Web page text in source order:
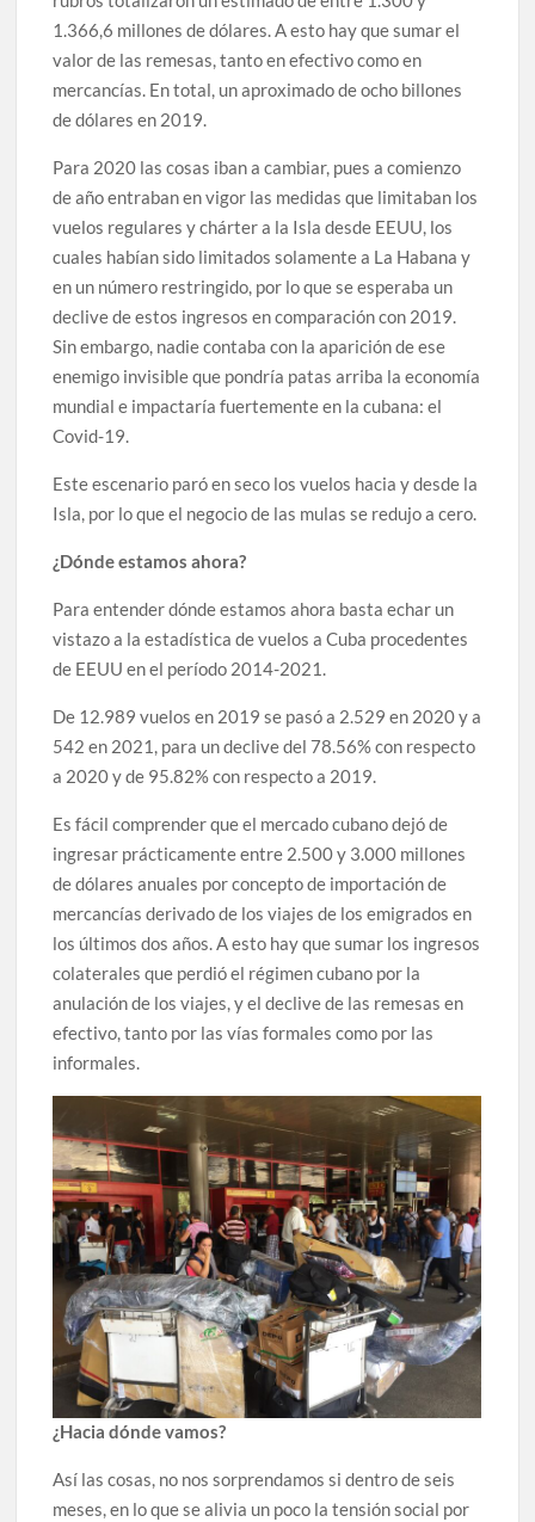
1.366,6 millones de dólares. A esto hay que sumar el
valor de las remesas, tanto en efectivo como en
mercancías. En total, un aproximado de ocho billones
de dólares en 2019.
Para 2020 las cosas iban a cambiar, pues a comienzo
de año entraban en vigor las medidas que limitaban los
vuelos regulares y chárter a la Isla desde EEUU, los
cuales habían sido limitados solamente a La Habana y
en un número restringido, por lo que se esperaba un
declive de estos ingresos en comparación con 2019.
Sin embargo, nadie contaba con la aparición de ese
enemigo invisible que pondría patas arriba la economía
mundial e impactaría fuertemente en la cubana: el
Covid-19.
Este escenario paró en seco los vuelos hacia y desde la
Isla, por lo que el negocio de las mulas se redujo a cero.
¿Dónde estamos ahora?
Para entender dónde estamos ahora basta echar un
vistazo a la estadística de vuelos a Cuba procedentes
de EEUU en el período 2014-2021.
De 12.989 vuelos en 2019 se pasó a 2.529 en 2020 y a
542 en 2021, para un declive del 78.56% con respecto
a 2020 y de 95.82% con respecto a 2019.
Es fácil comprender que el mercado cubano dejó de
ingresar prácticamente entre 2.500 y 3.000 millones
de dólares anuales por concepto de importación de
mercancías derivado de los viajes de los emigrados en
los últimos dos años. A esto hay que sumar los ingresos
colaterales que perdió el régimen cubano por la
anulación de los viajes, y el declive de las remesas en
efectivo, tanto por las vías formales como por las
informales.
¿Hacia dónde vamos?
Así las cosas, no nos sorprendamos si dentro de seis
meses, en lo que se alivia un poco la tensión social por